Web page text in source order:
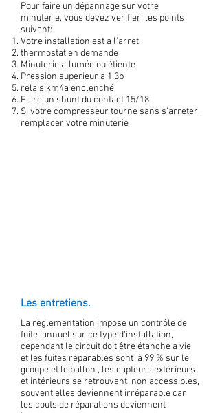
Pour faire un dépannage sur votre
minuterie, vous devez verifier les points
suivant:
Votre installation est a l'arret
thermostat en demande
Minuterie allumée ou étiente
Pression superieur a 1.3b
relais km4a enclenché
Faire un shunt du contact 15/18
Si votre compresseur tourne sans s'arreter,
remplacer votre minuterie
Les entretiens.
La règlementation impose un contrôle de
fuite annuel sur ce type d'installation,
cependant le circuit doit être étanche a vie,
et les fuites réparables sont à 99 % sur le
groupe et le ballon , les capteurs extérieurs
et intérieurs se retrouvant non accessibles,
souvent elles deviennent irréparable car
les couts de réparations deviennent